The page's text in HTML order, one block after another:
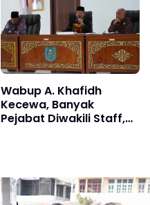
Wabup A. Khafidh
Kecewa, Banyak
Pejabat Diwakili Staff,